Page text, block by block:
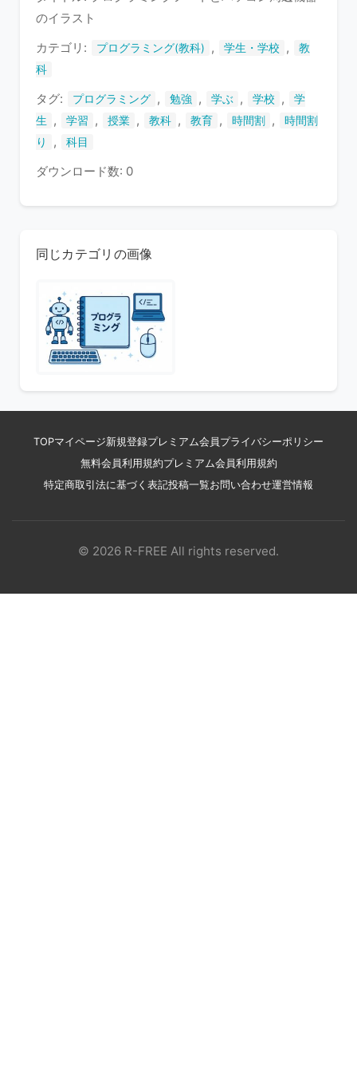
す
のイラスト
カテゴリ:
プログラミング(教科) , 学生・学校 ,
教
科
タグ: プログラミング , 勉強 , 学ぶ , 学校 ,
学
生
, 学習 , 授業 , 教科 , 教育 , 時間割 ,
時間割
り
, 科目
ダウンロード数: 0
同じカテゴリの画像
TOPマイページ新規登録プレミアム会員 プライバシーポリシー
無料会員利用規約プレミアム会員利用規約
特定商取引法に基づく表記投稿一覧お問い合わせ運営情報
© 2026 R-FREE All rights reserved.